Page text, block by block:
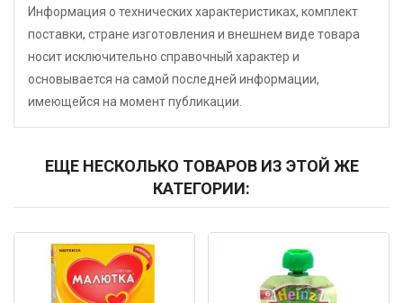
Информация о технических характеристиках, комплект
поставки, стране изготовления и внешнем виде товара
носит исключительно справочный характер и
основывается на самой последней информации,
имеющейся на момент публикации.
ЕЩЕ НЕСКОЛЬКО ТОВАРОВ ИЗ ЭТОЙ ЖЕ
КАТЕГОРИИ:
Код: 4724